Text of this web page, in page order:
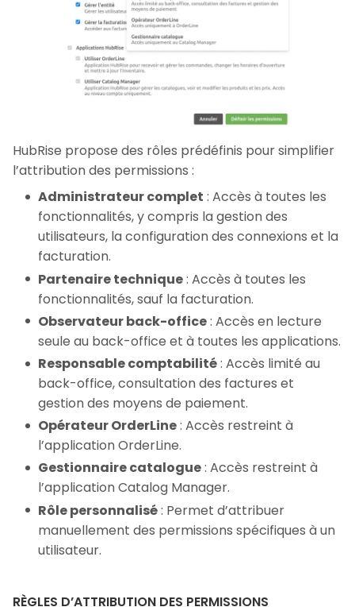
HubRise propose des rôles prédéfinis pour simplifier
l’attribution des permissions :
Administrateur complet : Accès à toutes les
fonctionnalités, y compris la gestion des
utilisateurs, la configuration des connexions et la
facturation.
Partenaire technique: Accès à toutes les
fonctionnalités, sauf la facturation.
Observateur back-office: Accès en lecture
seule au back-office et à toutes les applications.
Responsable comptabilité: Accès limité au
back-office, consultation des factures et
gestion des moyens de paiement.
Opérateur OrderLine: Accès restreint à
l’application OrderLine.
Gestionnaire catalogue: Accès restreint à
l’application Catalog Manager.
Rôle personnalisé: Permet d’attribuer
manuellement des permissions spécifiques à un
utilisateur.
RÈGLES D’ATTRIBUTION DES PERMISSIONS